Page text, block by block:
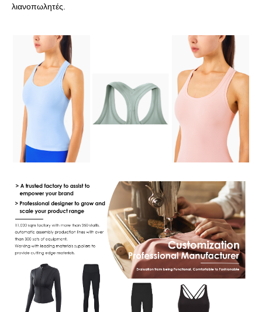
λιανοπωλητές.